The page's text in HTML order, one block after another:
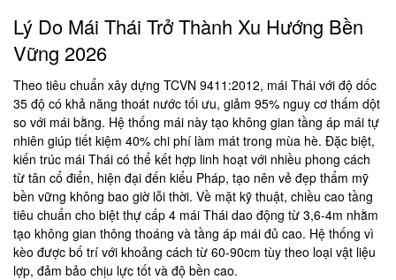
Lý Do Mái Thái Trở Thành Xu Hướng Bền
Vững 2026
Theo tiêu chuẩn xây dựng TCVN 9411:2012, mái Thái với độ dốc
35 độ có khả năng thoát nước tối ưu, giảm 95% nguy cơ thấm dột
so với mái bằng. Hệ thống mái này tạo không gian tầng áp mái tự
nhiên giúp tiết kiệm 40% chi phí làm mát trong mùa hè. Đặc biệt,
kiến trúc mái Thái có thể kết hợp linh hoạt với nhiều phong cách
từ tân cổ điển, hiện đại đến kiểu Pháp, tạo nên vẻ đẹp thẩm mỹ
bền vững không bao giờ lỗi thời. Về mặt kỹ thuật, chiều cao tầng
tiêu chuẩn cho biệt thự cấp 4 mái Thái dao động từ 3,6-4m nhằm
tạo không gian thông thoáng và tầng áp mái đủ cao. Hệ thống vì
kèo được bố trí với khoảng cách từ 60-90cm tùy theo loại vật liệu
lợp, đảm bảo chịu lực tốt và độ bền cao.